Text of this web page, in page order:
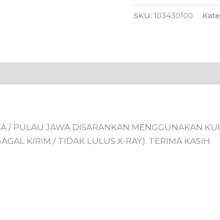
Drone
/
SKU: 103430100
/ PULAU JAWA DISARANKAN MENGGUNAKAN
KIRIM / TIDAK LULUS X-RAY). TERIMA KASIH.